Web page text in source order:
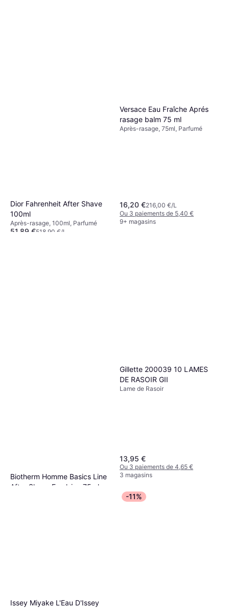
Dior Fahrenheit After Shave
100ml
Après-rasage, 100ml, Parfumé
51,89 €518,90 €/L
Versace Eau Fraîche Aprés
rasage balm 75 ml
Après-rasage, 75ml, Parfumé
16,20 €216,00 €/L
Ou 3 paiements de 5,40 €
9+ magasins
Biotherm Homme Basics Line
After Shave Emulsion 75ml
Gillette 200039 10 LAMES
DE RASOIR GII
Lame de Rasoir
13,95 €
Ou 3 paiements de 4,65 €
3 magasins
Issey Miyake L'Eau D'Issey
-11%